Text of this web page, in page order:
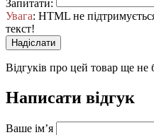
Запитати:
Увага: HTML не
текст!
Надіслати
Відгуків про цей товар ще не
Написати відгук
Ваше ім’я